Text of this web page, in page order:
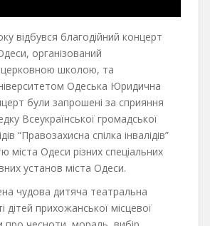
відбувся благодійний концерт
організований
школою, та
Одеська Юридична
були запрошені за сприяння
Всеукраїнської громадської
“Правозахисна спілка інвалідів”
міста Одеси різних спеціальних
установ міста Одеси.
чудова дитяча театральна
дітей прихожанської місцевої